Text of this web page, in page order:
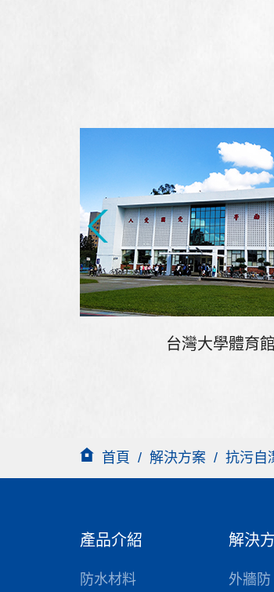
台灣大學體育館
首頁 / 解決方案 / 抗污自
產品介紹
防水材料
解決
外牆